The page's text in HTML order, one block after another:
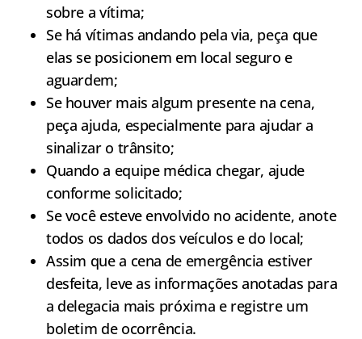
sobre a vítima;
Se há vítimas andando pela via, peça que
elas se posicionem em local seguro e
aguardem;
Se houver mais algum presente na cena,
peça ajuda, especialmente para ajudar a
sinalizar o trânsito;
Quando a equipe médica chegar, ajude
conforme solicitado;
Se você esteve envolvido no acidente, anote
todos os dados dos veículos e do local;
Assim que a cena de emergência estiver
desfeita, leve as informações anotadas para
a delegacia mais próxima e registre um
boletim de ocorrência.